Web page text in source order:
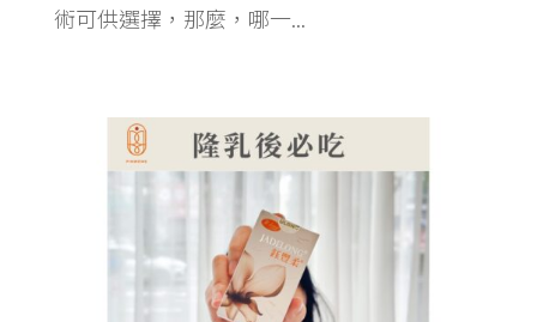
術可供選擇，那麼，哪一...